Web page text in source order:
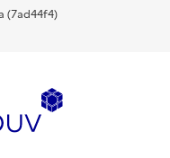
(7ad44f4)